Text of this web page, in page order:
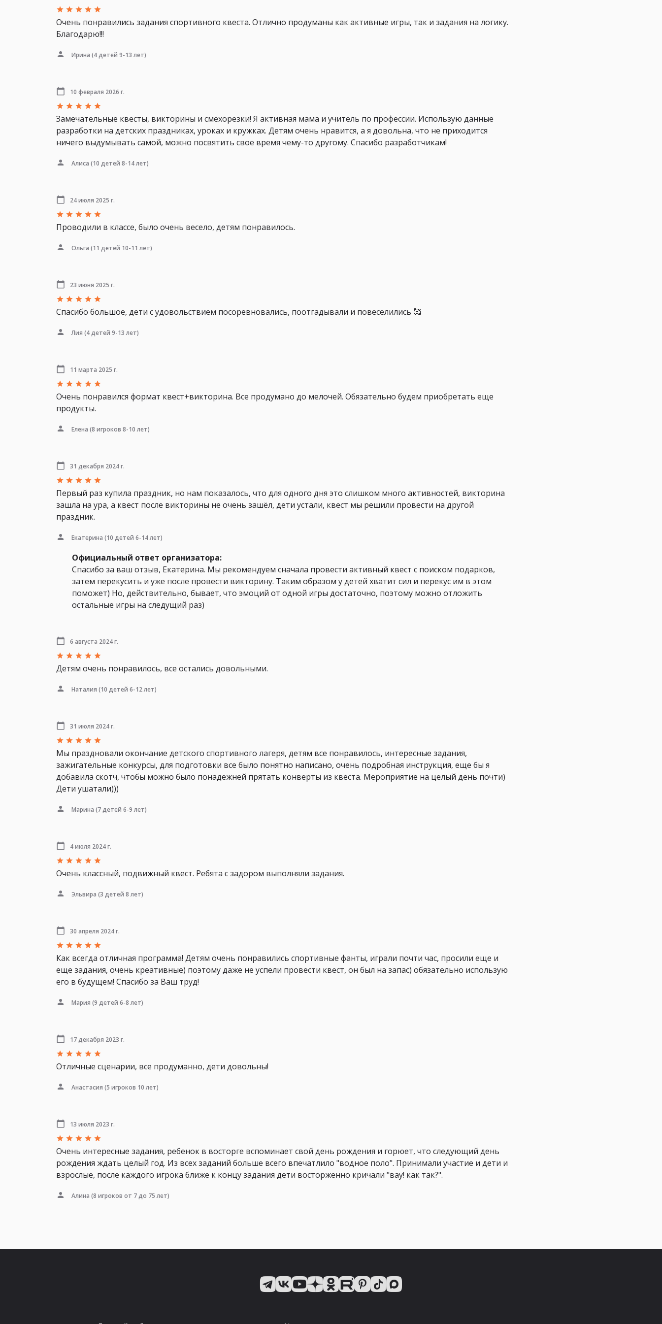
Очень понравились задания спортивного квеста. Отлично продуманы как активные игры, так и задания на логику.
Благодарю!!!
Ирина (4 детей 9-13 лет)
10 февраля 2026 г.
Замечательные квесты, викторины и смехорезки! Я активная мама и учитель по профессии. Использую данные
разработки на детских праздниках, уроках и кружках. Детям очень нравится, а я довольна, что не приходится
ничего выдумывать самой, можно посвятить свое время чему-то другому. Спасибо разработчикам!
Алиса (10 детей 8-14 лет)
24 июля 2025 г.
Проводили в классе, было очень весело, детям понравилось.
Ольга (11 детей 10-11 лет)
23 июня 2025 г.
Спасибо большое, дети с удовольствием посоревновались, поотгадывали и повеселились 🥰
Лия (4 детей 9-13 лет)
11 марта 2025 г.
Очень понравился формат квест+викторина. Все продумано до мелочей. Обязательно будем приобретать еще
продукты.
Елена (8 игроков 8-10 лет)
31 декабря 2024 г.
Первый раз купила праздник, но нам показалось, что для одного дня это слишком много активностей, викторина
зашла на ура, а квест после викторины не очень зашёл, дети устали, квест мы решили провести на другой
праздник.
Екатерина (10 детей 6-14 лет)
Официальный ответ организатора:
Спасибо за ваш отзыв, Екатерина. Мы рекомендуем сначала провести активный квест с поиском подарков,
затем перекусить и уже после провести викторину. Таким образом у детей хватит сил и перекус им в этом
поможет) Но, действительно, бывает, что эмоций от одной игры достаточно, поэтому можно отложить
остальные игры на следущий раз)
6 августа 2024 г.
Детям очень понравилось, все остались довольными.
Наталия (10 детей 6-12 лет)
31 июля 2024 г.
Мы праздновали окончание детского спортивного лагеря, детям все понравилось, интересные задания,
зажигательные конкурсы, для подготовки все было понятно написано, очень подробная инструкция, еще бы я
добавила скотч, чтобы можно было понадежней прятать конверты из квеста. Мероприятие на целый день почти)
Дети ушатали)))
Марина (7 детей 6-9 лет)
4 июля 2024 г.
Очень классный, подвижный квест. Ребята с задором выполняли задания.
Эльвира (3 детей 8 лет)
30 апреля 2024 г.
Как всегда отличная программа! Детям очень понравились спортивные фанты, играли почти час, просили еще и
еще задания, очень креативные) поэтому даже не успели провести квест, он был на запас) обязательно использую
его в будущем! Спасибо за Ваш труд!
Мария (9 детей 6-8 лет)
17 декабря 2023 г.
Отличные сценарии, все продуманно, дети довольны!
Анастасия (5 игроков 10 лет)
13 июля 2023 г.
Очень интересные задания, ребенок в восторге вспоминает свой день рождения и горюет, что следующий день
рождения ждать целый год. Из всех заданий больше всего впечатлило "водное поло". Принимали участие и дети и
взрослые, после каждого игрока ближе к концу задания дети восторженно кричали "вау! как так?".
Алина (8 игроков от 7 до 75 лет)